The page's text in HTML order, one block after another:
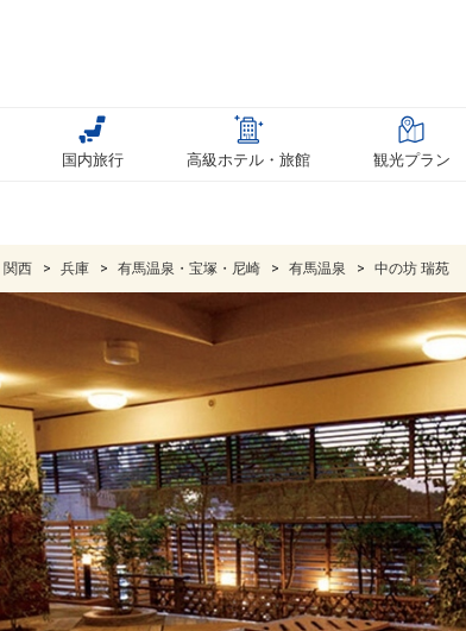
国内旅行 高級ホテル・旅館 観光プラン
関西 兵庫 有馬温泉・宝塚・尼崎 有馬温泉 中の坊 瑞苑